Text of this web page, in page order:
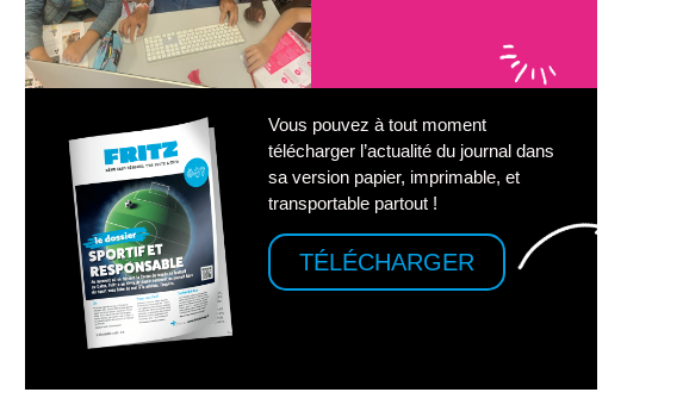
Vous pouvez à tout moment
télécharger l’actualité du journal dans
sa version papier, imprimable, et
transportable partout !
TÉLÉCHARGER